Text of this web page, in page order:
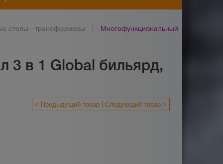
столы - трансформеры Многофункциональный
3 в 1 Global бильярд,
< Предыдущий товар Следующий товар >